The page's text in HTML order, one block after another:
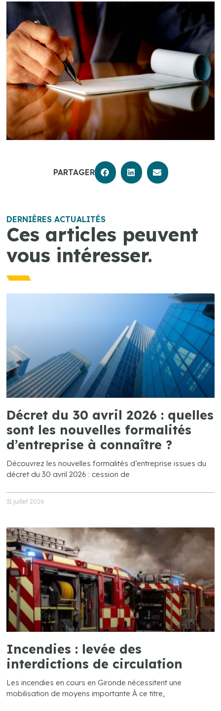
PARTAGER
DERNIÈRES ACTUALITÉS
Ces articles peuvent
vous intéresser.
Décret du 30 avril 2026 : quelles
sont les nouvelles formalités
d’entreprise à connaître ?
Découvrez les nouvelles formalités d’entreprise issues du
décret du 30 avril 2026 : cession de
31 juillet 2026
Incendies : levée des
interdictions de circulation
Les incendies en cours en Gironde nécessitent une
mobilisation de moyens importante À ce titre,